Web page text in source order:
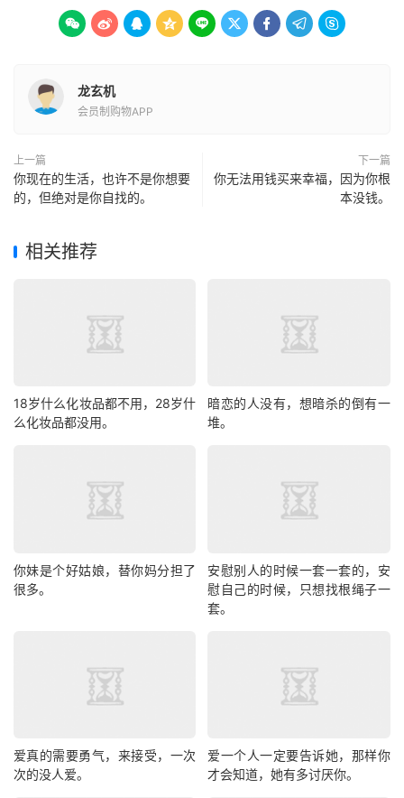
        
龙玄机
会员制购物APP
上一篇
你现在的生活，也许不是你想要
的，但绝对是你自找的。
下一篇
你无法用钱买来幸福，因为你根
本没钱。
相关推荐
18岁什么化妆品都不用，28岁什
么化妆品都没用。
暗恋的人没有，想暗杀的倒有一
堆。
你妹是个好姑娘，替你妈分担了
很多。
安慰别人的时候一套一套的，安
慰自己的时候，只想找根绳子一
套。
爱真的需要勇气，来接受，一次
次的没人爱。
爱一个人一定要告诉她，那样你
才会知道，她有多讨厌你。